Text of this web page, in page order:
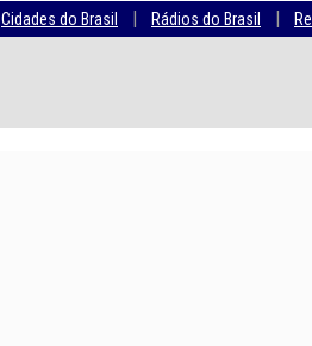
Cidades do Brasil | Rádios do Brasil |